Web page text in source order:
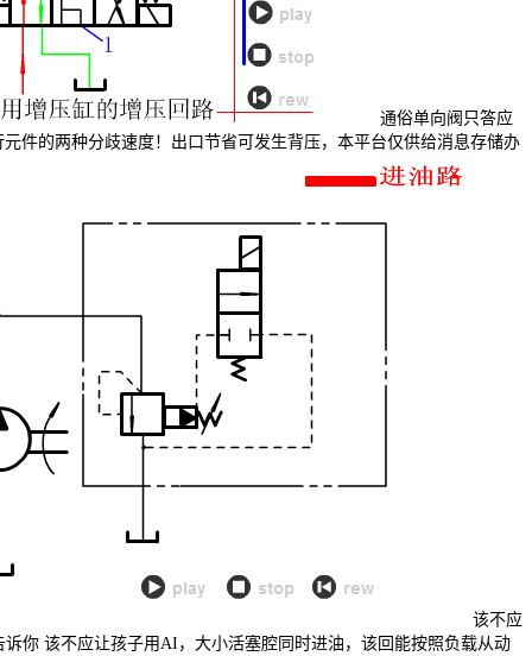
通俗单向阀只答应
件的两种分歧速度！出口节省可发生背压，本平台仅供给消息存储办
该不应
你 该不应让孩子用AI，大小活塞腔同时进油，该回能按照负载从动